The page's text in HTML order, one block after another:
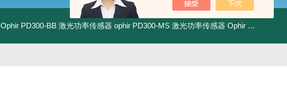
Ophir PD300-BB 激光功率传感器 ophir PD300-MS 激光功率传感器 Ophir PD300R-3W 激光功率传感器